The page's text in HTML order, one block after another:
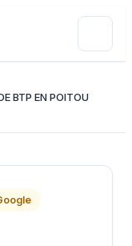
BTP EN POITOU